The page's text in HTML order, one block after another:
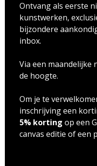
Ontvang als eerste
kunstwerken,
bijzondere
inbox.
Via een maandelijke
de hoogte.
Om je te
inschrijving een
5% korting op een
canvas editie of een